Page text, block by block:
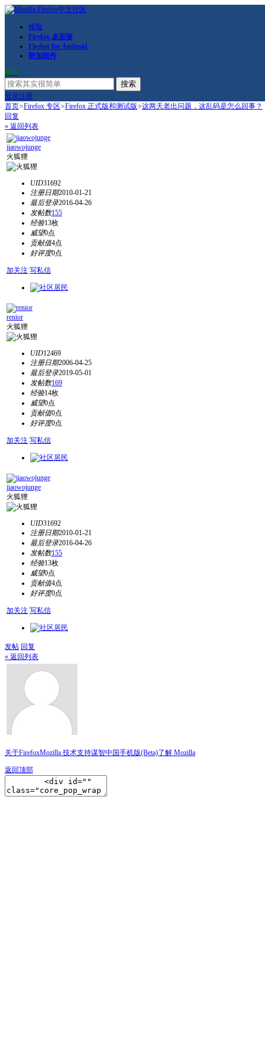
论坛
Firefox 桌面版
Firefox for Android
附加组件
RSS
搜索
登录注册
首页>Firefox 专区>Firefox 正式版和测试版>这两天老出问题，这乱码是怎么回事？
回复
« 返回列表
jiaowojunge
火狐狸
UID31692
注册日期2010-01-21
最后登录2016-04-26
发帖数155
经验13枚
威望0点
贡献值4点
好评度0点
加关注 写私信
renior
火狐狸
UID12469
注册日期2006-04-25
最后登录2019-05-01
发帖数169
经验14枚
威望0点
贡献值0点
好评度0点
加关注 写私信
jiaowojunge
火狐狸
UID31692
注册日期2010-01-21
最后登录2016-04-26
发帖数155
经验13枚
威望0点
贡献值4点
好评度0点
加关注 写私信
发帖 回复
« 返回列表
关于FirefoxMozilla 技术支持谋智中国手机版(Beta)了解 Mozilla
返回顶部